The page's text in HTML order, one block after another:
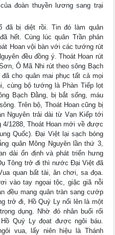
đoàn thuyền lương sang trại
đã bị diệt rồi. Tin đó làm quân
hết. Cùng lúc quân Trần phản
Hoan vội bàn với các tướng rút
đều đồng ý. Thoát Hoan rút
Ô Mã Nhi rút theo sông Bạch
cho quân mai phục tất cả mọi
cùng bộ tướng là Phàn Tiếp lọt
Bạch Đằng, bị bắt sống, máu
Trên bộ, Thoát Hoan cũng bị
Nguyên trải dài từ Vạn Kiếp tới
4/1288, Thoát Hoan mới về được
Quốc). Đại Việt lại sạch bóng
quân Mông Nguyên lần thứ 3,
dài ổn định và phát triển hưng
Tông trở đi thì nước Đại Việt đã
quan bất tài, ăn chơi, sa đọa.
vào tay ngọai tộc, giặc giã nỗi
đều mang quân tràn sang cướp
trở đi, Hồ Quý Ly nổi lên là một
dụng. Nhờ đó nhân buổi rối
Quý Ly đọat được ngôi báu.
vua, lấy niên hiệu là Thánh